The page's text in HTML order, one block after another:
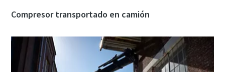
Compresor transportado en camión